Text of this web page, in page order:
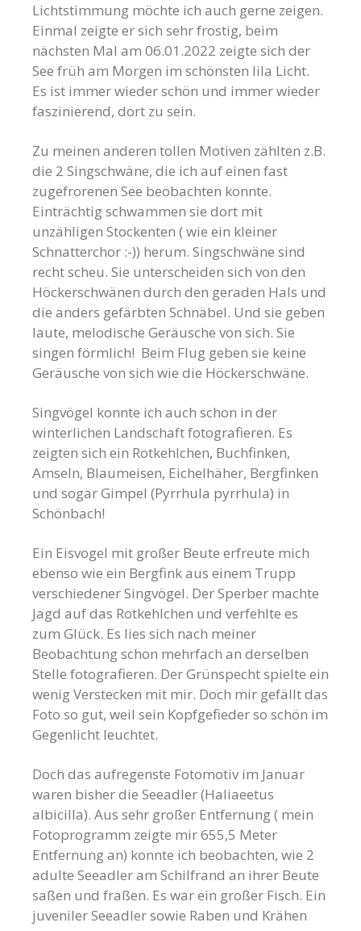
Lichtstimmung möchte ich auch gerne zeigen.
Einmal zeigte er sich sehr frostig, beim
nächsten Mal am 06.01.2022 zeigte sich der
See früh am Morgen im schönsten lila Licht.
Es ist immer wieder schön und immer wieder
faszinierend, dort zu sein.
Zu meinen anderen tollen Motiven zählten z.B.
die 2 Singschwäne, die ich auf einen fast
zugefrorenen See beobachten konnte.
Einträchtig schwammen sie dort mit
unzähligen Stockenten ( wie ein kleiner
Schnatterchor :-)) herum. Singschwäne sind
recht scheu. Sie unterscheiden sich von den
Höckerschwänen durch den geraden Hals und
die anders gefärbten Schnäbel. Und sie geben
laute, melodische Geräusche von sich. Sie
singen förmlich! Beim Flug geben sie keine
Geräusche von sich wie die Höckerschwäne.
Singvögel konnte ich auch schon in der
winterlichen Landschaft fotografieren. Es
zeigten sich ein Rotkehlchen, Buchfinken,
Amseln, Blaumeisen, Eichelhäher, Bergfinken
und sogar Gimpel (Pyrrhula pyrrhula) in
Schönbach!
Ein Eisvogel mit großer Beute erfreute mich
ebenso wie ein Bergfink aus einem Trupp
verschiedener Singvögel. Der Sperber machte
Jagd auf das Rotkehlchen und verfehlte es
zum Glück. Es lies sich nach meiner
Beobachtung schon mehrfach an derselben
Stelle fotografieren. Der Grünspecht spielte ein
wenig Verstecken mit mir. Doch mir gefällt das
Foto so gut, weil sein Kopfgefieder so schön im
Gegenlicht leuchtet.
Doch das aufregenste Fotomotiv im Januar
waren bisher die Seeadler (Haliaeetus
albicilla). Aus sehr großer Entfernung ( mein
Fotoprogramm zeigte mir 655,5 Meter
Entfernung an) konnte ich beobachten, wie 2
adulte Seeadler am Schilfrand an ihrer Beute
saßen und fraßen. Es war ein großer Fisch. Ein
juveniler Seeadler sowie Raben und Krähen